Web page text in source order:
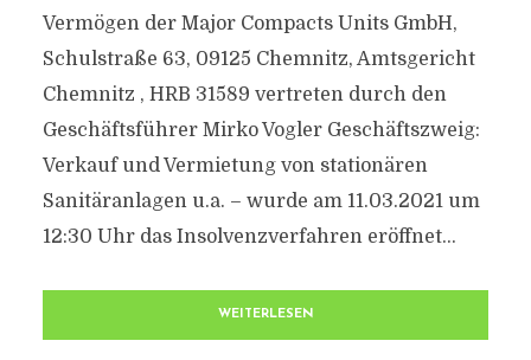
Vermögen der Major Compacts Units GmbH,
Schulstraße 63, 09125 Chemnitz, Amtsgericht
Chemnitz , HRB 31589 vertreten durch den
Geschäftsführer Mirko Vogler Geschäftszweig:
Verkauf und Vermietung von stationären
Sanitäranlagen u.a. – wurde am 11.03.2021 um
12:30 Uhr das Insolvenzverfahren eröffnet...
WEITERLESEN